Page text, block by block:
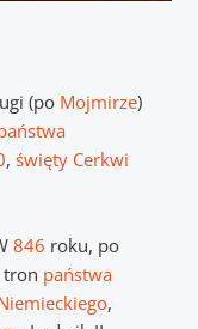
(po Mojmirze)
, święty Cerkwi
846 roku, po
tron państwa
,